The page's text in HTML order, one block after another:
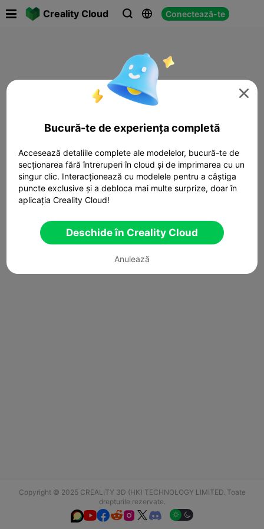
Creality Cloud   Conectează-te
Copyright © 2025 CREALITY 3D (HK) TECHNOLOGY LIMITED. Toate
drepturile rezervate.
  

Bucură-te de experiența completă
Accesează detaliile complete ale modelelor, bucură-te de
secționarea fără întreruperi în cloud și de imprimarea cu un
singur clic. Interacționează cu modelele pentru a câștiga
puncte exclusive și a debloca mai multe surprize, doar în
aplicația Creality Cloud!
Deschide în Creality Cloud
Anulează